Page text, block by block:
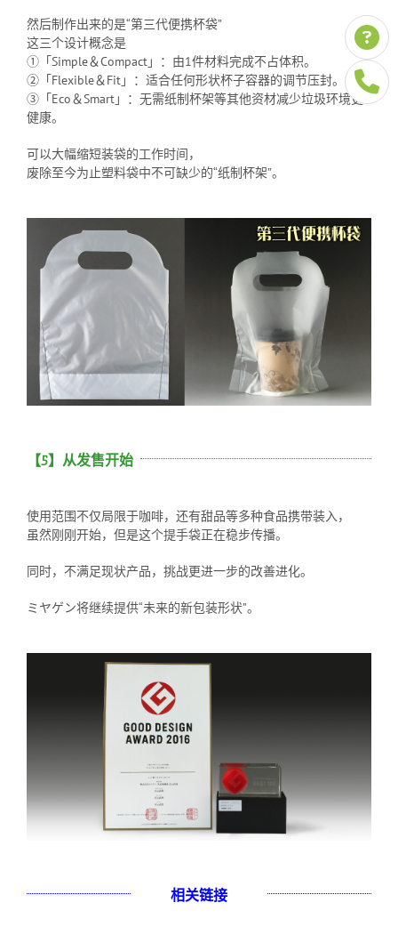
然后制作出来的是“第三代便携杯袋”
这三个设计概念是
①「Simple＆Compact」：由1件材料完成不占体积。
②「Flexible＆Fit」：适合任何形状杯子容器的调节压封。
③「Eco＆Smart」：无需纸制杯架等其他资材减少垃圾环境更
健康。
可以大幅缩短装袋的工作时间，
废除至今为止塑料袋中不可缺少的“纸制杯架”。
【5】从发售开始
使用范围不仅局限于咖啡，还有甜品等多种食品携带装入，
虽然刚刚开始，但是这个提手袋正在稳步传播。
同时，不满足现状产品，挑战更进一步的改善进化。
ミヤゲン将继续提供“未来的新包装形状”。
相关链接